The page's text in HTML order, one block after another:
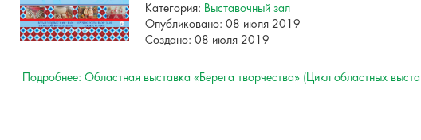
Категория: Выставочный зал
Опубликовано: 08 июля 2019
Создано: 08 июля 2019
Подробнее: Областная выставка «Берега творчества» (Цикл областных